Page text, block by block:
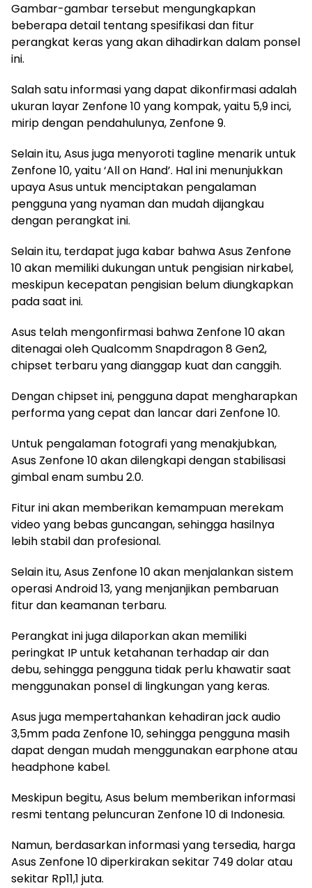
Gambar-gambar tersebut mengungkapkan
beberapa detail tentang spesifikasi dan fitur
perangkat keras yang akan dihadirkan dalam ponsel
ini.
Salah satu informasi yang dapat dikonfirmasi adalah
ukuran layar Zenfone 10 yang kompak, yaitu 5,9 inci,
mirip dengan pendahulunya, Zenfone 9.
Selain itu, Asus juga menyoroti tagline menarik untuk
Zenfone 10, yaitu ‘All on Hand’. Hal ini menunjukkan
upaya Asus untuk menciptakan pengalaman
pengguna yang nyaman dan mudah dijangkau
dengan perangkat ini.
Selain itu, terdapat juga kabar bahwa Asus Zenfone
10 akan memiliki dukungan untuk pengisian nirkabel,
meskipun kecepatan pengisian belum diungkapkan
pada saat ini.
Asus telah mengonfirmasi bahwa Zenfone 10 akan
ditenagai oleh Qualcomm Snapdragon 8 Gen2,
chipset terbaru yang dianggap kuat dan canggih.
Dengan chipset ini, pengguna dapat mengharapkan
performa yang cepat dan lancar dari Zenfone 10.
Untuk pengalaman fotografi yang menakjubkan,
Asus Zenfone 10 akan dilengkapi dengan stabilisasi
gimbal enam sumbu 2.0.
Fitur ini akan memberikan kemampuan merekam
video yang bebas guncangan, sehingga hasilnya
lebih stabil dan profesional.
Selain itu, Asus Zenfone 10 akan menjalankan sistem
operasi Android 13, yang menjanjikan pembaruan
fitur dan keamanan terbaru.
Perangkat ini juga dilaporkan akan memiliki
peringkat IP untuk ketahanan terhadap air dan
debu, sehingga pengguna tidak perlu khawatir saat
menggunakan ponsel di lingkungan yang keras.
Asus juga mempertahankan kehadiran jack audio
3,5mm pada Zenfone 10, sehingga pengguna masih
dapat dengan mudah menggunakan earphone atau
headphone kabel.
Meskipun begitu, Asus belum memberikan informasi
resmi tentang peluncuran Zenfone 10 di Indonesia.
Namun, berdasarkan informasi yang tersedia, harga
Asus Zenfone 10 diperkirakan sekitar 749 dolar atau
sekitar Rp11,1 juta.